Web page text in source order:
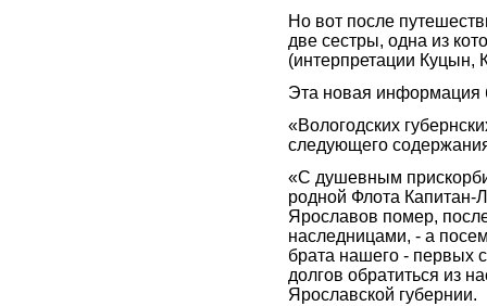
Но вот после
две сестры, одна из
(интерпретации Куцын,
Эта новая информация
«Вологодских
следующего
«С душевным
родной Флота Капитан-
Ярославов помер,
наследницами, - а
брата нашего - первых
долгов обратиться из
Ярославской губернии.